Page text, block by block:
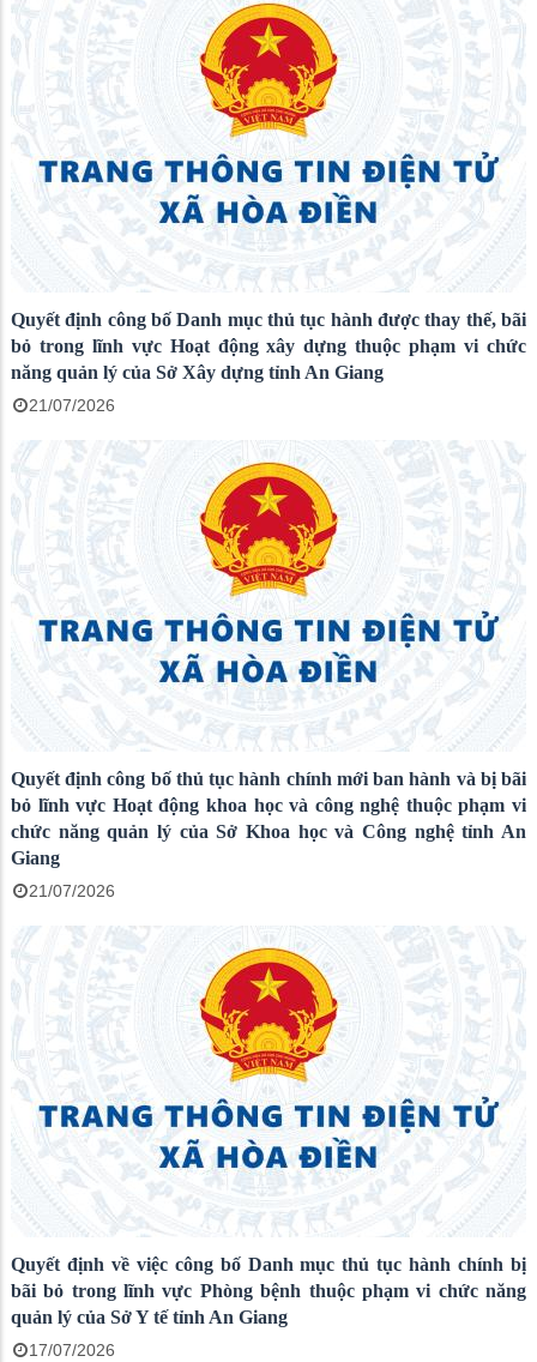
Quyết định công bố Danh mục thủ tục hành được thay thế, bãi
bỏ trong lĩnh vực Hoạt động xây dựng thuộc phạm vi chức
năng quản lý của Sở Xây dựng tỉnh An Giang
21/07/2026
Quyết định công bố thủ tục hành chính mới ban hành và bị bãi
bỏ lĩnh vực Hoạt động khoa học và công nghệ thuộc phạm vi
chức năng quản lý của Sở Khoa học và Công nghệ tỉnh An
Giang
21/07/2026
Quyết định về việc công bố Danh mục thủ tục hành chính bị
bãi bỏ trong lĩnh vực Phòng bệnh thuộc phạm vi chức năng
quản lý của Sở Y tế tỉnh An Giang
17/07/2026